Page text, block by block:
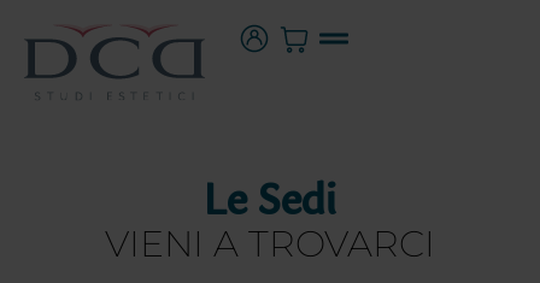
Le Sedi
VIENI A TROVARCI